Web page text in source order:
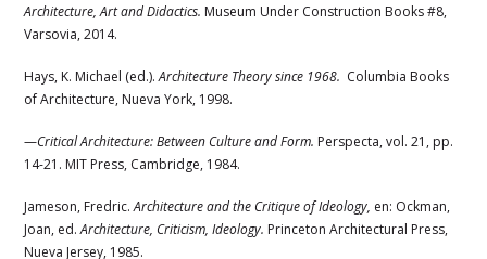
Architecture, Art and Didactics. Museum Under Construction Books #8,
Varsovia, 2014.
Hays, K. Michael (ed.).Architecture Theory since 1968. Columbia Books
of Architecture, Nueva York, 1998.
—Critical Architecture: Between Culture and Form. Perspecta, vol. 21, pp.
14-21. MIT Press, Cambridge, 1984.
Jameson, Fredric.Architecture and the Critique of Ideology, en: Ockman,
Joan, ed.Architecture, Criticism, Ideology. Princeton Architectural Press,
Nueva Jersey, 1985.